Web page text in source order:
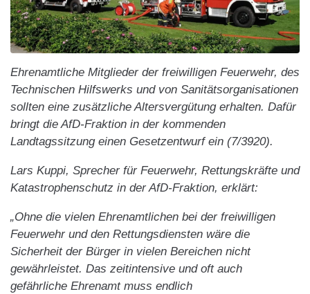
Ehrenamtliche Mitglieder der freiwilligen Feuerwehr, des
Technischen Hilfswerks und von Sanitätsorganisationen
sollten eine zusätzliche Altersvergütung erhalten. Dafür
bringt die AfD-Fraktion in der kommenden
Landtagssitzung einen Gesetzentwurf ein (7/3920).
Lars Kuppi, Sprecher für Feuerwehr, Rettungskräfte und
Katastrophenschutz in der AfD-Fraktion, erklärt:
„Ohne die vielen Ehrenamtlichen bei der freiwilligen
Feuerwehr und den Rettungsdiensten wäre die
Sicherheit der Bürger in vielen Bereichen nicht
gewährleistet. Das zeitintensive und oft auch
gefährliche Ehrenamt muss endlich